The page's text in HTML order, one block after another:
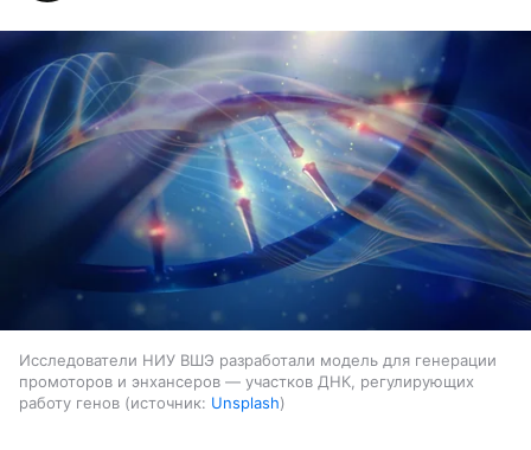
Исследователи НИУ ВШЭ разработали модель для генерации
промоторов и энхансеров — участков ДНК, регулирующих
работу генов
источник: Unsplash